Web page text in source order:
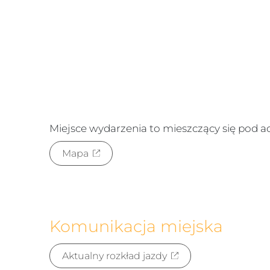
Miejsce wydarzenia to mieszczący się pod
Mapa
Komunikacja miejska
Aktualny rozkład jazdy